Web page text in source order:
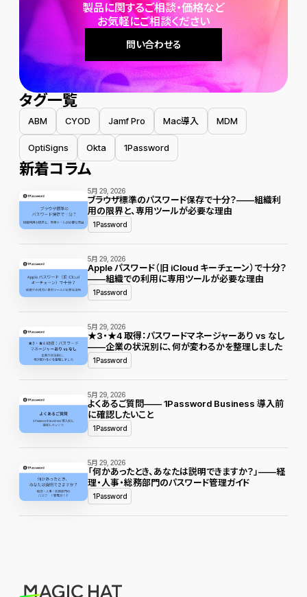
製品に関するご相談・価格など
お気軽にご相談ください
問い合わせる
タグ一覧
ABM CYOD Jamf Pro Mac導入 MDM
OptiSigns Okta 1Password
新着コラム
5月 29, 2026
ブラウザ標準のパスワード保存で十分？——組織利
用の限界と、専用ツールが必要な理由
1Password
5月 29, 2026
Apple パスワード（旧 iCloud キーチェーン）で十分？
——組織での利用に専用ツールが必要な理由
1Password
5月 29, 2026
★3・★4 取得：パスワードマネージャーあり vs なし
——企業の状況別に、何が変わるかを整理しました
1Password
5月 29, 2026
よくあるご質問—— 1Password Business 導入前
に確認したいこと
1Password
5月 29, 2026
「何かあったとき、あなたは説明できますか？」——経
理・人事・総務部門のパスワード管理ガイド
1Password